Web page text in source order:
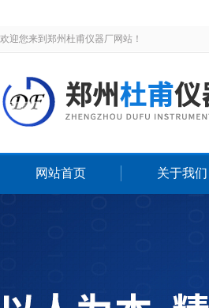
欢迎您来到郑州杜甫仪器厂网站！
网站首页 关于我们